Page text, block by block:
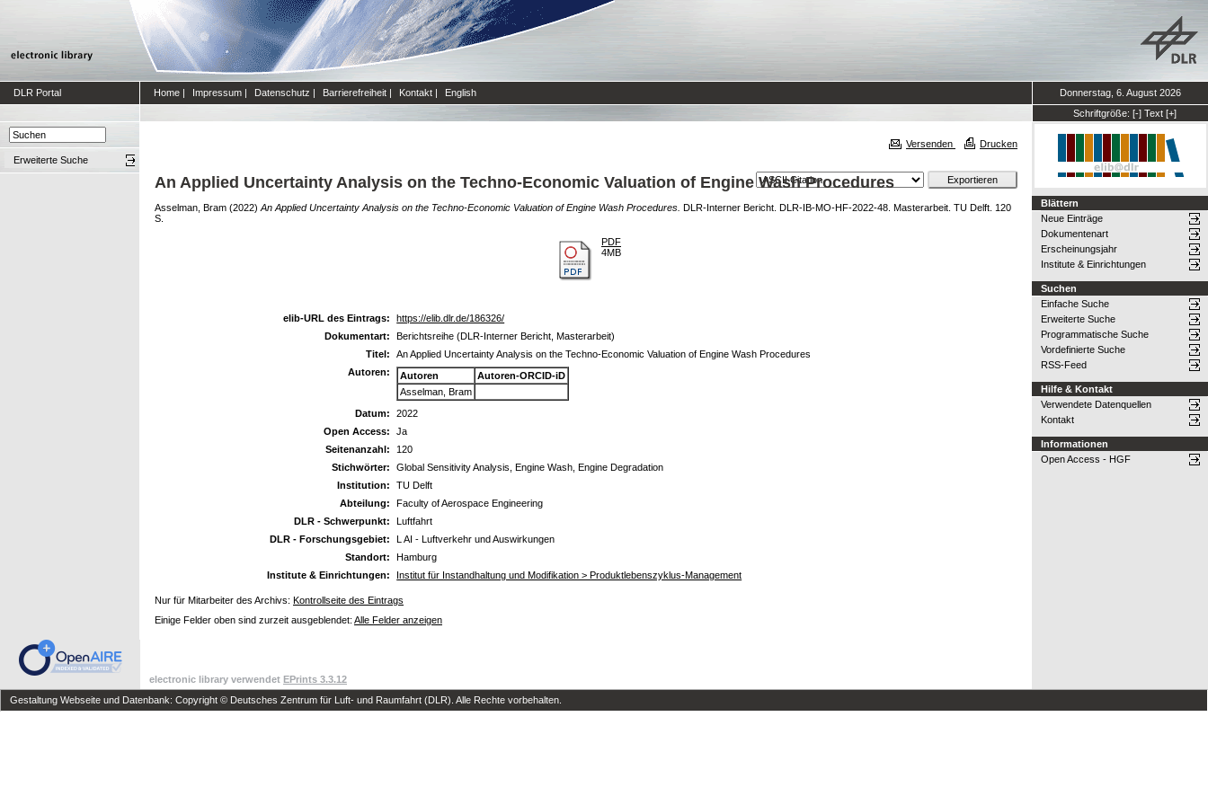
DLR Portal Home | Impressum | Datenschutz | Barrierefreiheit | Kontakt | English
Donnerstag, 6. August 2026
Schriftgröße: [-] Text [+]
Erweiterte Suche
Versenden Drucken
An Applied Uncertainty Analysis on the Techno-Economic Valuation of Engine Wash Procedures
Asselman, Bram (2022) An Applied Uncertainty Analysis on the Techno-Economic Valuation of Engine Wash Procedures. DLR-Interner Bericht. DLR-IB-MO-HF-2022-48. Masterarbeit. TU Delft. 120
S.
PDF
4MB
elib-URL des Eintrags:
https://elib.dlr.de/186326/
Dokumentart:
Berichtsreihe (DLR-Interner Bericht, Masterarbeit)
Titel:
An Applied Uncertainty Analysis on the Techno-Economic Valuation of Engine Wash Procedures
Autoren:
Autoren
Autoren-ORCID-iD
Asselman, Bram
Datum:
2022
Open Access:
Ja
Seitenanzahl:
120
Stichwörter:
Global Sensitivity Analysis, Engine Wash, Engine Degradation
Institution:
TU Delft
Abteilung:
Faculty of Aerospace Engineering
DLR - Schwerpunkt:
Luftfahrt
DLR - Forschungsgebiet:
L AI - Luftverkehr und Auswirkungen
Standort:
Hamburg
Institute & Einrichtungen:
Institut für Instandhaltung und Modifikation > Produktlebenszyklus-Management
Nur für Mitarbeiter des Archivs: Kontrollseite des Eintrags
Einige Felder oben sind zurzeit ausgeblendet: Alle Felder anzeigen
Blättern
Neue Einträge
Dokumentenart
Erscheinungsjahr
Institute & Einrichtungen
Suchen
Einfache Suche
Erweiterte Suche
Programmatische Suche
Vordefinierte Suche
RSS-Feed
Hilfe & Kontakt
Verwendete Datenquellen
Kontakt
Informationen
Open Access - HGF
electronic library verwendet EPrints 3.3.12
Gestaltung Webseite und Datenbank: Copyright © Deutsches Zentrum für Luft- und Raumfahrt (DLR). Alle Rechte vorbehalten.